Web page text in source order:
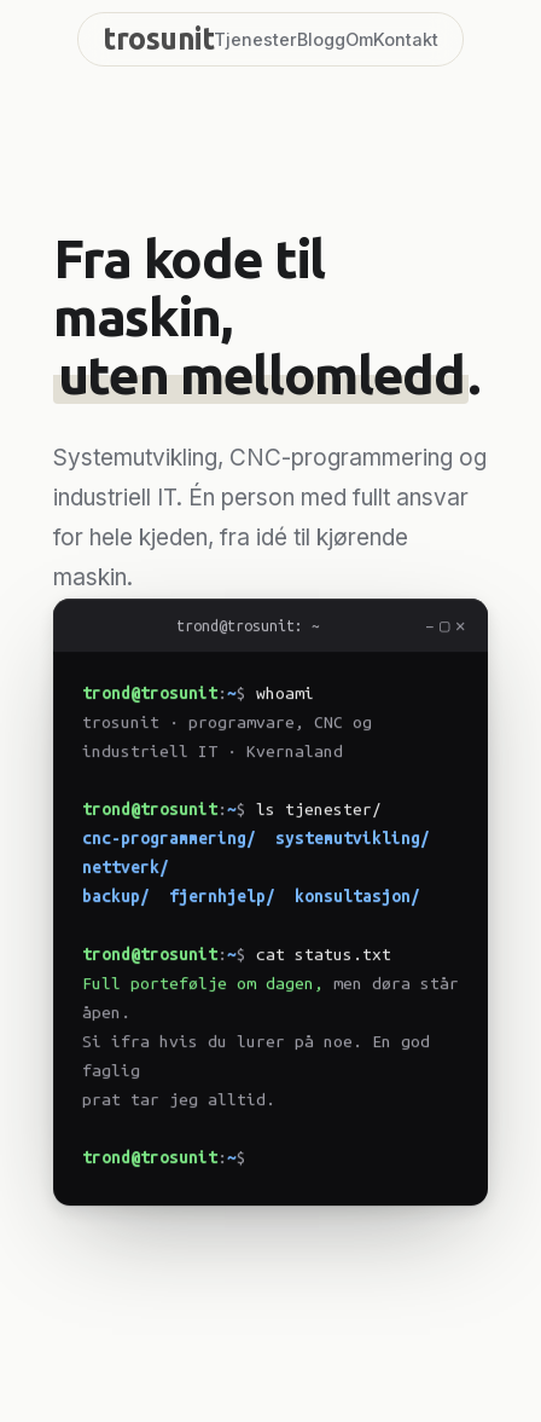
Fra kode til
maskin,
uten mellomledd.
Systemutvikling, CNC-programmering og
industriell IT. Én person med fullt ansvar
for hele kjeden, fra idé til kjørende
maskin.
trond@trosunit: ~ − ▢ ✕
trond@trosunit:~$
whoami
trosunit · programvare, CNC og
industriell IT · Kvernaland
trond@trosunit:~$
ls tjenester/
cnc-programmering/
systemutvikling/
nettverk/
backup/
fjernhjelp/ konsultasjon/
trond@trosunit:~$
cat status.txt
Full portefølje om dagen,
men døra står
åpen.
Si ifra hvis du lurer på noe. En god
faglig
prat tar jeg alltid.
trond@trosunit:~$
trosunitTjenesterBloggOmKontakt